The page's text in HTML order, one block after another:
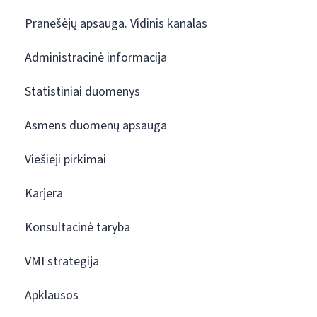
Pranešėjų apsauga. Vidinis kanalas
Administracinė informacija
Statistiniai duomenys
Asmens duomenų apsauga
Viešieji pirkimai
Karjera
Konsultacinė taryba
VMI strategija
Apklausos